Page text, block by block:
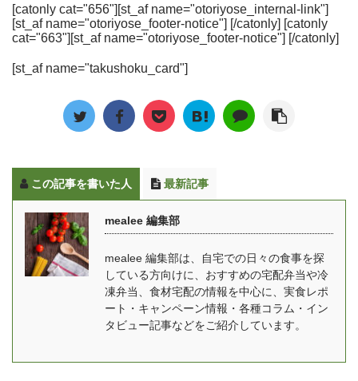
ので安全性が高く、何よ
り栄養素を損なわないよ
うに食材ひとつひとつを
瞬間冷凍されており、出
いうのが魅力です。
GREEN SPOONの特徴
noshを注文して食べた正
直なレビュー・感想も掲
載しています。 ※現在当
す、実際に食べてみた方
は是非投稿よろしく ...
が続々と登場していま
す。ママ向けの冷凍宅食
食」も2020年に運営を開
今回は「ママの休食」を
運営するセブンリッチグ
を伺いました。そのコン
セプトや、これから目指
していることについても
お話を伺いました。 「マ
マの休食」をはじめたき
っかけとは？ mealee 今
回はインタビューをあり
がとうございます。簡単
に自己紹介をお願いいた
休食」の事業責任者を務
宅食サービスです。その
名前の通り、徹底的に妊
一番つらい家事といわれ
る「料理」の手間からマ
は生まれています。 冷凍
栄養面についても、妊娠
中・産後とでそれぞれ違
うメニューとなってお
り、健康面でもしっかり
来ます。 関連記事：
[catonly cat="656"][st_af name="otoriyose_internal-link"]
[st_af name="otoriyose_footer-notice"] [/catonly] [catonly
cat="663"][st_af name="otoriyose_footer-notice"] [/catonly]
[st_af name="takushoku_card"]
この記事を書いた人 最新記事
mealee 編集部
mealee 編集部は、自宅での日々の食事を探
している方向けに、おすすめの宅配弁当や冷
凍弁当、食材宅配の情報を中心に、実食レポ
ート・キャンペーン情報・各種コラム・イン
タビュー記事などをご紹介しています。